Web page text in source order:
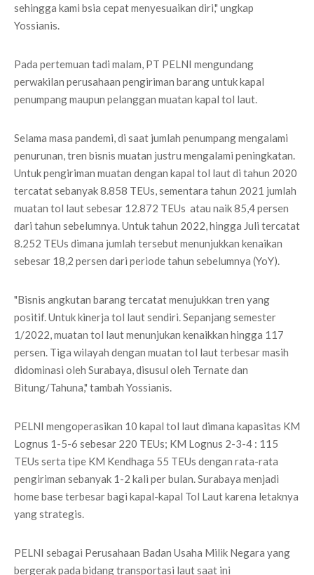
sehingga kami bsia cepat menyesuaikan diri," ungkap
Yossianis.
Pada pertemuan tadi malam, PT PELNI mengundang
perwakilan perusahaan pengiriman barang untuk kapal
penumpang maupun pelanggan muatan kapal tol laut.
Selama masa pandemi, di saat jumlah penumpang mengalami
penurunan, tren bisnis muatan justru mengalami peningkatan.
Untuk pengiriman muatan dengan kapal tol laut di tahun 2020
tercatat sebanyak 8.858 TEUs, sementara tahun 2021 jumlah
muatan tol laut sebesar 12.872 TEUs atau naik 85,4 persen
dari tahun sebelumnya. Untuk tahun 2022, hingga Juli tercatat
8.252 TEUs dimana jumlah tersebut menunjukkan kenaikan
sebesar 18,2 persen dari periode tahun sebelumnya (YoY).
"Bisnis angkutan barang tercatat menujukkan tren yang
positif. Untuk kinerja tol laut sendiri. Sepanjang semester
1/2022, muatan tol laut menunjukan kenaikkan hingga 117
persen. Tiga wilayah dengan muatan tol laut terbesar masih
didominasi oleh Surabaya, disusul oleh Ternate dan
Bitung/Tahuna," tambah Yossianis.
PELNI mengoperasikan 10 kapal tol laut dimana kapasitas KM
Lognus 1-5-6 sebesar 220 TEUs; KM Lognus 2-3-4 : 115
TEUs serta tipe KM Kendhaga 55 TEUs dengan rata-rata
pengiriman sebanyak 1-2 kali per bulan. Surabaya menjadi
home base terbesar bagi kapal-kapal Tol Laut karena letaknya
yang strategis.
PELNI sebagai Perusahaan Badan Usaha Milik Negara yang
bergerak pada bidang transportasi laut saat ini